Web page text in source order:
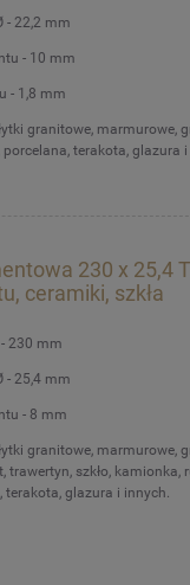
- 22,2 mm
- 10 mm
- 1,8 mm
granitowe, marmurowe,
porcelana, terakota, glazura
230 x 25,4
ceramiki, szkła
230 mm
- 25,4 mm
- 8 mm
granitowe, marmurowe,
trawertyn, szkło, kamionka,
terakota, glazura i innych.